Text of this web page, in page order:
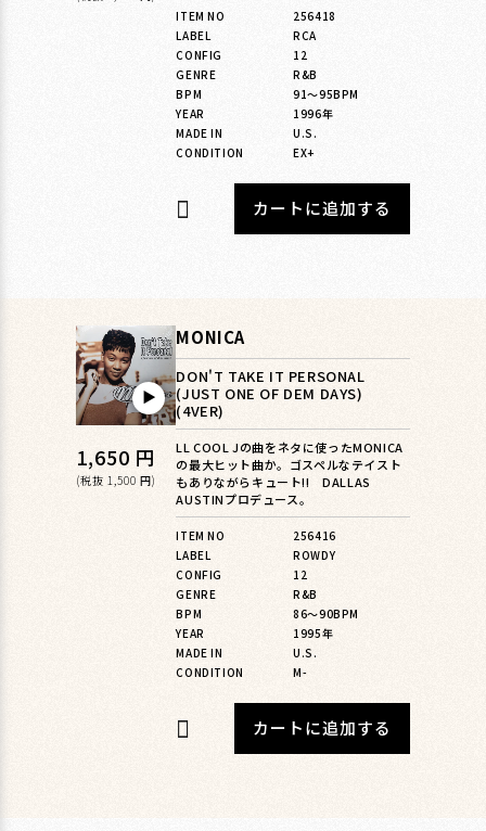
ITEM NO
256418
LABEL
RCA
CONFIG
12
GENRE
R&B
BPM
91〜95BPM
YEAR
1996年
MADE IN
U.S.
CONDITION
EX+
カートに追加する
▶︎
通
常
1,650 円
(税抜 1,500 円)
MONICA
DON'T TAKE IT PERSONAL
(JUST ONE OF DEM DAYS)
(4VER)
LL COOL Jの曲をネタに使ったMONICA
の最大ヒット曲か。ゴスペルなテイスト
もありながらキュート!! DALLAS
AUSTINプロデュース。
ITEM NO
256416
LABEL
ROWDY
CONFIG
12
GENRE
R&B
BPM
86〜90BPM
YEAR
1995年
MADE IN
U.S.
CONDITION
M-
カートに追加する